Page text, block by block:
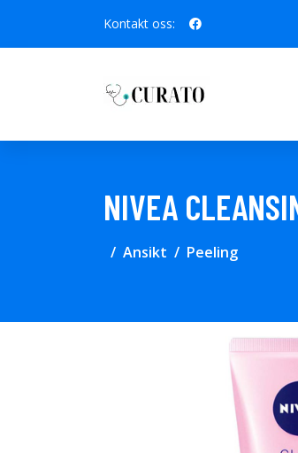
Kontakt oss:
NIVEA
Ansikt Peeling